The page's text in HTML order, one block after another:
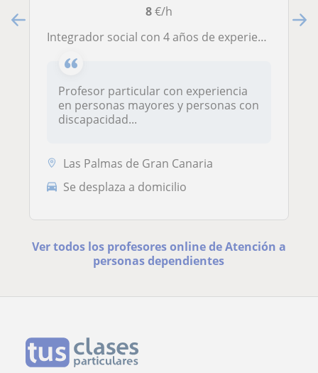
8€/h
Integrador social con 4 años de experiencia titulado en CFGS en integración social
Profesor particular con experiencia
en personas mayores y personas con
discapacidad...
Las Palmas de Gran Canaria
Se desplaza a domicilio
Ver todos los profesores online de Atención a
personas dependientes